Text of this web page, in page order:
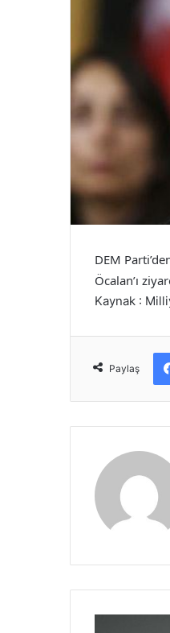
DEM
Öcalan’ı
Kaynak :
Paylaş